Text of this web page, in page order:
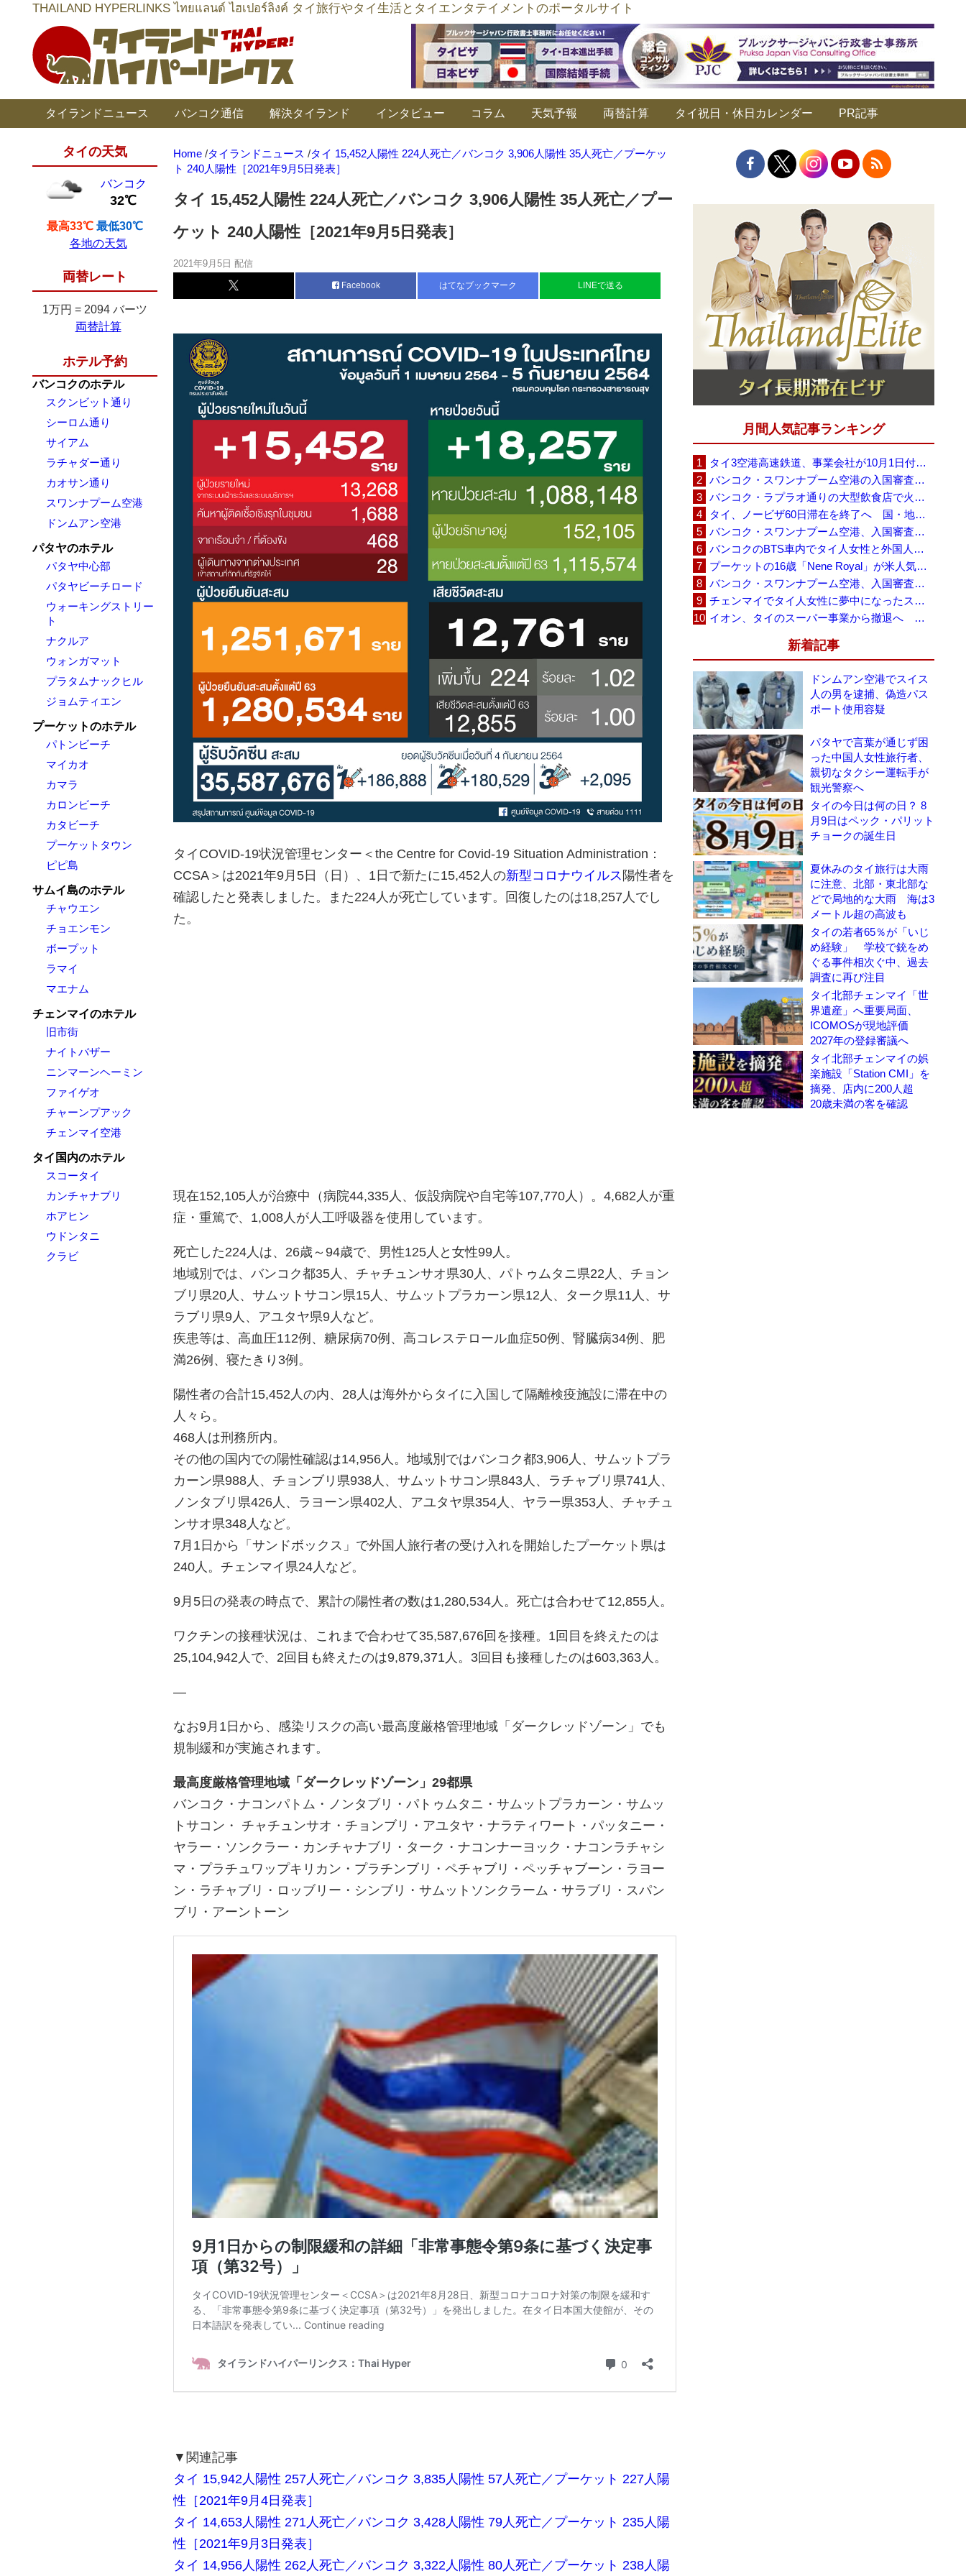
THAILAND HYPERLINKS ไทยแลนด์ ไฮเปอร์ลิงค์ タイ旅行やタイ生活とタイエンタテイメントのポータルサイト
タイランドニュース バンコク通信 解決タイランド インタビュー コラム 天気予報 両替計算 タイ祝日・休日カレンダー PR記事
タイの天気
バンコク
32℃
最高33℃ 最低30℃
各地の天気
両替レート
1万円 = 2094 バーツ
両替計算
ホテル予約
バンコクのホテル
スクンビット通り
シーロム通り
サイアム
ラチャダー通り
カオサン通り
スワンナプーム空港
ドンムアン空港
パタヤのホテル
パタヤ中心部
パタヤビーチロード
ウォーキングストリー
ト
ナクルア
ウォンガマット
プラタムナックヒル
ジョムティエン
プーケットのホテル
パトンビーチ
マイカオ
カマラ
カロンビーチ
カタビーチ
プーケットタウン
ピピ島
サムイ島のホテル
チャウエン
チョエンモン
ボープット
ラマイ
マエナム
チェンマイのホテル
旧市街
ナイトバザー
ニンマーンヘーミン
ファイゲオ
チャーンプアック
チェンマイ空港
タイ国内のホテル
スコータイ
カンチャナブリ
ホアヒン
ウドンタニ
クラビ
Home /タイランドニュース /タイ 15,452人陽性 224人死亡／バンコク 3,906人陽性 35人死亡／プーケッ
ト 240人陽性［2021年9月5日発表］
タイ 15,452人陽性 224人死亡／バンコク 3,906人陽性 35人死亡／プー
ケット 240人陽性［2021年9月5日発表］
2021年9月5日 配信
Facebook はてなブックマーク LINEで送る
タイCOVID-19状況管理センター＜the Centre for Covid-19 Situation Administration：
CCSA＞は2021年9月5日（日）、1日で新たに15,452人の新型コロナウイルス 陽性者を
確認したと発表しました。また224人が死亡しています。回復したのは18,257人でし
た。
現在152,105人が治療中（病院44,335人、仮設病院や自宅等107,770人）。4,682人が重
症・重篤で、1,008人が人工呼吸器を使用しています。
死亡した224人は、26歳～94歳で、男性125人と女性99人。
地域別では、バンコク都35人、チャチュンサオ県30人、パトゥムタニ県22人、チョン
ブリ県20人、サムットサコン県15人、サムットプラカーン県12人、ターク県11人、サ
ラブリ県9人、アユタヤ県9人など。
疾患等は、高血圧112例、糖尿病70例、高コレステロール血症50例、腎臓病34例、肥
満26例、寝たきり3例。
陽性者の合計15,452人の内、28人は海外からタイに入国して隔離検疫施設に滞在中の
人々ら。
468人は刑務所内。
その他の国内での陽性確認は14,956人。地域別ではバンコク都3,906人、サムットプラ
カーン県988人、チョンブリ県938人、サムットサコン県843人、ラチャブリ県741人、
ノンタブリ県426人、ラヨーン県402人、アユタヤ県354人、ヤラー県353人、チャチュ
ンサオ県348人など。
7月1日から「サンドボックス」で外国人旅行者の受け入れを開始したプーケット県は
240人。チェンマイ県24人など。
9月5日の発表の時点で、累計の陽性者の数は1,280,534人。死亡は合わせて12,855人。
ワクチンの接種状況は、これまで合わせて35,587,676回を接種。1回目を終えたのは
25,104,942人で、2回目も終えたのは9,879,371人。3回目も接種したのは603,363人。
—
なお9月1日から、感染リスクの高い最高度厳格管理地域「ダークレッドゾーン」でも
規制緩和が実施されます。
最高度厳格管理地域「ダークレッドゾーン」29都県
バンコク・ナコンパトム・ノンタブリ・パトゥムタニ・サムットプラカーン・サムッ
トサコン・ チャチュンサオ・チョンブリ・アユタヤ・ナラティワート・パッタニー・
ヤラー・ソンクラー・カンチャナブリ・ターク・ナコンナーヨック・ナコンラチャシ
マ・プラチュワップキリカン・プラチンブリ・ペチャブリ・ペッチャブーン・ラヨー
ン・ラチャブリ・ロッブリー・シンブリ・サムットソンクラーム・サラブリ・スパン
ブリ・アーントーン
▼関連記事
タイ 15,942人陽性 257人死亡／バンコク 3,835人陽性 57人死亡／プーケット 227人陽
性［2021年9月4日発表］
タイ 14,653人陽性 271人死亡／バンコク 3,428人陽性 79人死亡／プーケット 235人陽
性［2021年9月3日発表］
タイ 14,956人陽性 262人死亡／バンコク 3,322人陽性 80人死亡／プーケット 238人陽
月間人気記事ランキング
タイ3空港高速鉄道、事業会社が10月1日付の契約終了を通知 「現時点での撤退決定ではない」
バンコク・スワンナプーム空港の入国審査に長蛇の列、SNSで「3～4時間待ち」との投稿が拡散
バンコク・ラプラオ通りの大型飲食店で火災、27人死亡・多数負傷
タイ、ノービザ60日滞在を終了へ 国・地域別に30日・15日へ再編
バンコク・スワンナプーム空港、入国審査で2～3時間待ちの時間帯も 審査厳格化と人員不足が影響か
バンコクのBTS車内でタイ人女性と外国人学生グループが口論、騒音めぐる動画が拡散
プーケットの16歳「Nene Royal」が米人気番組で圧巻の演奏、審査員4人全員が「Yes」
バンコク・スワンナプーム空港、入国審査の自動化ゲート拡充へ 2026年9月に第2段階
チェンマイでタイ人女性に夢中になったスウェーデン人男性、全財産を失い捨てられる
イオン、タイのスーパー事業から撤退へ 「MaxValu」30店舗をセントラルに売却
新着記事
ドンムアン空港でスイス
人の男を逮捕、偽造パス
ポート使用容疑
パタヤで言葉が通じず困
った中国人女性旅行者、
親切なタクシー運転手が
観光警察へ
タイの今日は何の日？ 8
月9日はペック・パリット
チョークの誕生日
夏休みのタイ旅行は大雨
に注意、北部・東北部な
どで局地的な大雨 海は3
メートル超の高波も
タイの若者65％が「いじ
め経験」 学校で銃をめ
ぐる事件相次ぐ中、過去
調査に再び注目
タイ北部チェンマイ「世
界遺産」へ重要局面、
ICOMOSが現地評価
2027年の登録審議へ
タイ北部チェンマイの娯
楽施設「Station CMI」を
摘発、店内に200人超
20歳未満の客を確認